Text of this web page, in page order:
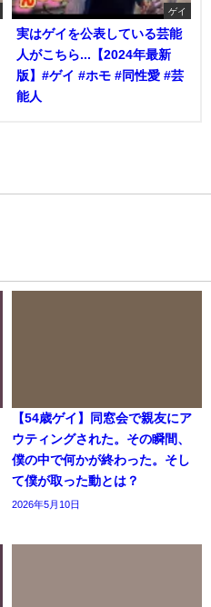
ゲイ
実はゲイを公表している芸能
人がこちら...【2024年最新
版】#ゲイ #ホモ #同性愛 #芸
能人
【54歳ゲイ】同窓会で親友にア
ウティングされた。その瞬間、
僕の中で何かが終わった。そし
て僕が取った動とは？
2026年5月10日